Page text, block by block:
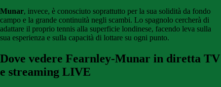
Munar, invece, è conosciuto soprattutto per la sua solidità da fondo
campo e la grande continuità negli scambi. Lo spagnolo cercherà di
adattare il proprio tennis alla superficie londinese, facendo leva sulla
sua esperienza e sulla capacità di lottare su ogni punto.
Dove vedere Fearnley-Munar in diretta TV
e streaming LIVE